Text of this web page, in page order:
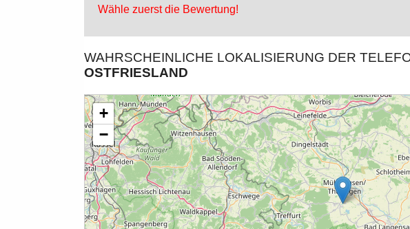
Wähle zuerst die Bewertung!
WAHRSCHEINLICHE LOKALISIERUNG DER
OSTFRIESLAND